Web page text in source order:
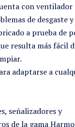
con
de desgaste y
a prueba de
resulta más fácil
adaptarse a
señalizadores y
de la gama